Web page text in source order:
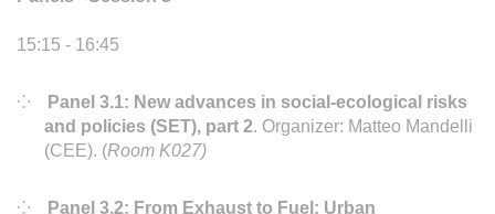
15:15 - 16:45
Panel 3.1: New advances in social-ecological risks
and policies (SET), part 2. Organizer: Matteo Mandelli
(CEE). (Room K027)
Panel 3.2: From Exhaust to Fuel: Urban